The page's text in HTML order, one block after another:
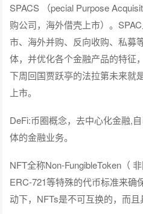
SPACS （pecial Purpose
购公司，海外借壳上市）。
市、海外并购、反向收购、私募
体，并优化各个金融产品的特征
下周回国贾跃亭的法拉第未来就
上市。
DeFi:币圈概念，去中心化金融,
体的金融业务。
NFT全称Non-FungibleToken（
ERC-721等特殊的代币标准来确
动下，NFTs是不可互换的，而且